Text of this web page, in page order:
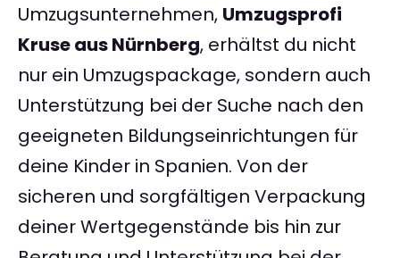
Umzugsunternehmen, Umzugsprofi
Kruse aus Nürnberg, erhältst du nicht
nur ein Umzugspackage, sondern auch
Unterstützung bei der Suche nach den
geeigneten Bildungseinrichtungen für
deine Kinder in Spanien. Von der
sicheren und sorgfältigen Verpackung
deiner Wertgegenstände bis hin zur